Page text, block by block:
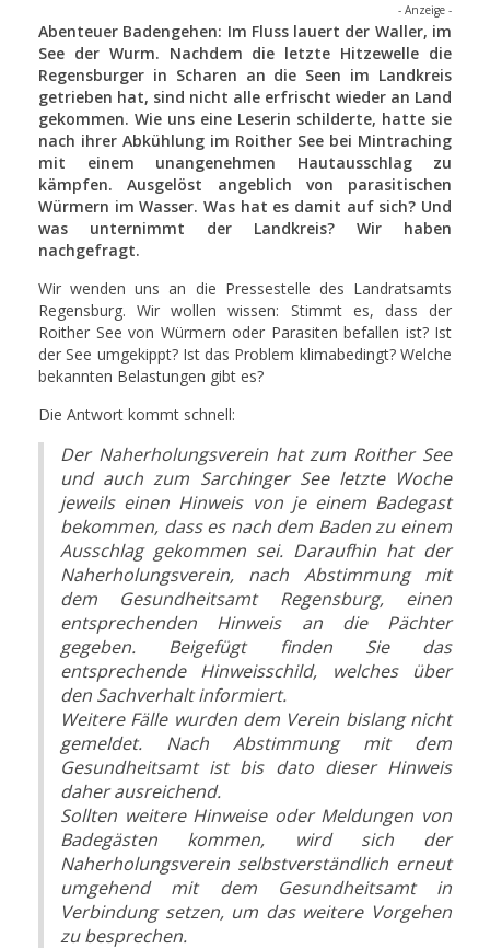
- Anzeige -
Abenteuer Badengehen: Im Fluss lauert der Waller, im
See der Wurm. Nachdem die letzte Hitzewelle die
Regensburger in Scharen an die Seen im Landkreis
getrieben hat, sind nicht alle erfrischt wieder an Land
gekommen. Wie uns eine Leserin schilderte, hatte sie
nach ihrer Abkühlung im Roither See bei Mintraching
mit einem unangenehmen Hautausschlag zu
kämpfen. Ausgelöst angeblich von parasitischen
Würmern im Wasser. Was hat es damit auf sich? Und
was unternimmt der Landkreis? Wir haben
nachgefragt.
Wir wenden uns an die Pressestelle des Landratsamts
Regensburg. Wir wollen wissen: Stimmt es, dass der
Roither See von Würmern oder Parasiten befallen ist? Ist
der See umgekippt? Ist das Problem klimabedingt? Welche
bekannten Belastungen gibt es?
Die Antwort kommt schnell:
Der Naherholungsverein hat zum Roither See
und auch zum Sarchinger See letzte Woche
jeweils einen Hinweis von je einem Badegast
bekommen, dass es nach dem Baden zu einem
Ausschlag gekommen sei. Daraufhin hat der
Naherholungsverein, nach Abstimmung mit
dem Gesundheitsamt Regensburg, einen
entsprechenden Hinweis an die Pächter
gegeben. Beigefügt finden Sie das
entsprechende Hinweisschild, welches über
den Sachverhalt informiert.
Weitere Fälle wurden dem Verein bislang nicht
gemeldet. Nach Abstimmung mit dem
Gesundheitsamt ist bis dato dieser Hinweis
daher ausreichend.
Sollten weitere Hinweise oder Meldungen von
Badegästen kommen, wird sich der
Naherholungsverein selbstverständlich erneut
umgehend mit dem Gesundheitsamt in
Verbindung setzen, um das weitere Vorgehen
zu besprechen.